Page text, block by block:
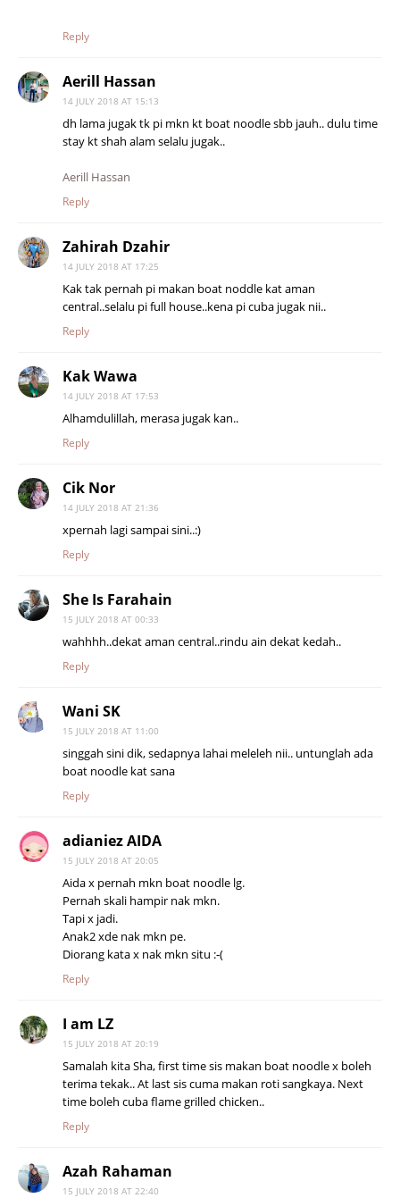
Reply
Aerill Hassan
14 JULY 2018 AT 15:13
dh lama jugak tk pi mkn kt boat noodle sbb jauh.. dulu time
stay kt shah alam selalu jugak..
Aerill Hassan
Reply
Zahirah Dzahir
14 JULY 2018 AT 17:25
Kak tak pernah pi makan boat noddle kat aman
central..selalu pi full house..kena pi cuba jugak nii..
Reply
Kak Wawa
14 JULY 2018 AT 17:53
Alhamdulillah, merasa jugak kan..
Reply
Cik Nor
14 JULY 2018 AT 21:36
xpernah lagi sampai sini..:)
Reply
She Is Farahain
15 JULY 2018 AT 00:33
wahhhh..dekat aman central..rindu ain dekat kedah..
Reply
Wani SK
15 JULY 2018 AT 11:00
singgah sini dik, sedapnya lahai meleleh nii.. untunglah ada
boat noodle kat sana
Reply
adianiez AIDA
15 JULY 2018 AT 20:05
Aida x pernah mkn boat noodle lg.
Pernah skali hampir nak mkn.
Tapi x jadi.
Anak2 xde nak mkn pe.
Diorang kata x nak mkn situ :-(
Reply
I am LZ
15 JULY 2018 AT 20:19
Samalah kita Sha, first time sis makan boat noodle x boleh
terima tekak.. At last sis cuma makan roti sangkaya. Next
time boleh cuba flame grilled chicken..
Reply
Azah Rahaman
15 JULY 2018 AT 22:40